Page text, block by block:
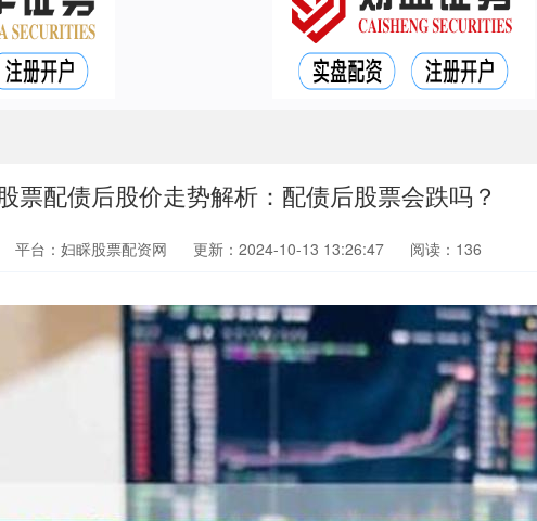
票配债后股价走势解析：配债后股票会跌吗？
平台：妇睬股票配资网 更新：2024-10-13 13:26:47 阅读：136